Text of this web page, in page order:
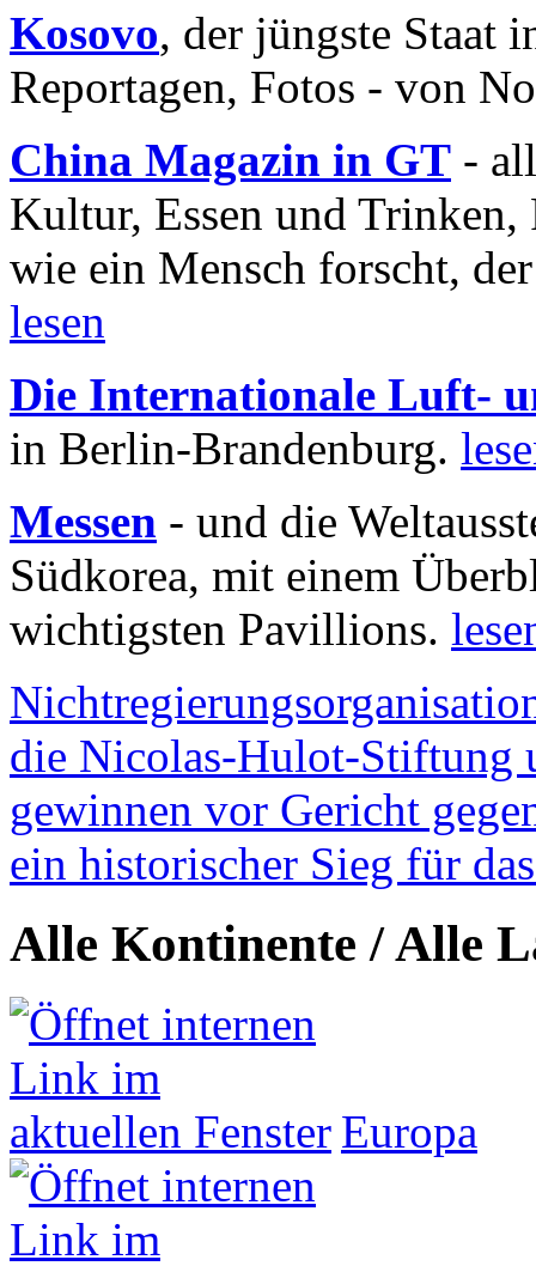
Kosovo, der jüngste Staat
Reportagen, Fotos - von
China Magazin in GT -
Kultur, Essen und
wie ein Mensch forscht,
lesen
Die Internationale Luft-
in Berlin-Brandenburg.
Messen - und die
Südkorea, mit einem
wichtigsten Pavillions.
die Nicolas-Hulot-Stiftung
gewinnen vor Gericht
ein historischer Sieg für
Alle Kontinente / Alle
Europa